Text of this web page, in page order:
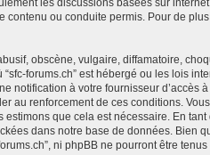
les discussions basées sur
contenu ou conduite permis. Pour de
obscène, vulgaire, diffamatoire,
forums.ch” est hébergé ou les lois
notification à votre fournisseur d’accès
au renforcement de ces conditions.
que cela est nécessaire. En
dans notre base de données. Bien
ni phpBB ne pourront être